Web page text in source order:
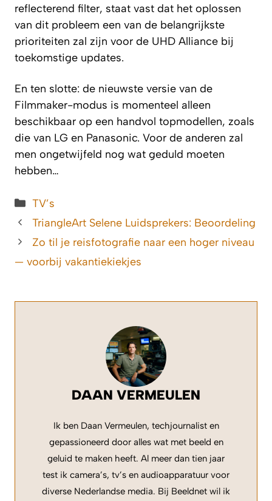
reflecterend filter, staat vast dat het oplossen
van dit probleem een van de belangrijkste
prioriteiten zal zijn voor de UHD Alliance bij
toekomstige updates.
En ten slotte: de nieuwste versie van de
Filmmaker-modus is momenteel alleen
beschikbaar op een handvol topmodellen, zoals
die van LG en Panasonic. Voor de anderen zal
men ongetwijfeld nog wat geduld moeten
hebben…
Categorieën
TV’s
TriangleArt Selene Luidsprekers: Beoordeling
Zo til je reisfotografie naar een hoger niveau
— voorbij vakantiekiekjes
DAAN VERMEULEN
Ik ben Daan Vermeulen, techjournalist en
gepassioneerd door alles wat met beeld en
geluid te maken heeft. Al meer dan tien jaar
test ik camera’s, tv’s en audioapparatuur voor
diverse Nederlandse media. Bij Beeldnet wil ik